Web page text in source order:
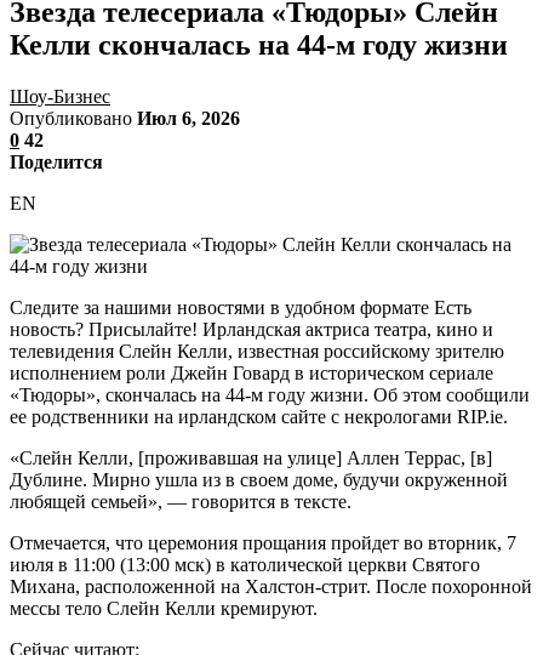
Звезда телесериала «Тюдоры» Слейн
Келли скончалась на 44-м году жизни
Шоу-Бизнес
Опубликовано Июл 6, 2026
0 42
Поделится
EN
Следите за нашими новостями в удобном формате Есть
новость? Присылайте! Ирландская актриса театра, кино и
телевидения Слейн Келли, известная российскому зрителю
исполнением роли Джейн Говард в историческом сериале
«Тюдоры», скончалась на 44-м году жизни. Об этом сообщили
ее родственники на ирландском сайте с некрологами RIP.ie.
«Слейн Келли, [проживавшая на улице] Аллен Террас, [в]
Дублине. Мирно ушла из в своем доме, будучи окруженной
любящей семьей», — говорится в тексте.
Отмечается, что церемония прощания пройдет во вторник, 7
июля в 11:00 (13:00 мск) в католической церкви Святого
Михана, расположенной на Халстон-стрит. После похоронной
мессы тело Слейн Келли кремируют.
Сейчас читают: